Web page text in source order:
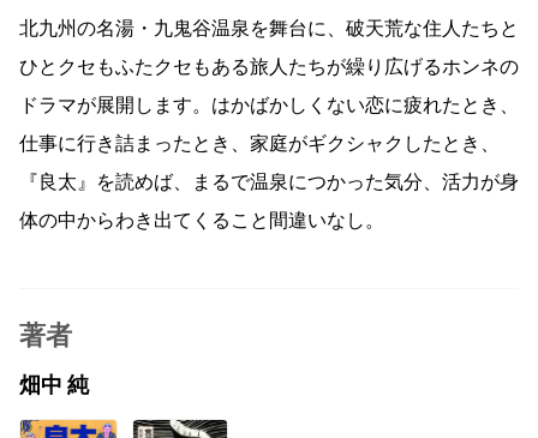
北九州の名湯・九鬼谷温泉を舞台に、破天荒な住人たちと
ひとクセもふたクセもある旅人たちが繰り広げるホンネの
ドラマが展開します。はかばかしくない恋に疲れたとき、
仕事に行き詰まったとき、家庭がギクシャクしたとき、
『良太』を読めば、まるで温泉につかった気分、活力が身
体の中からわき出てくること間違いなし。
著者
畑中 純